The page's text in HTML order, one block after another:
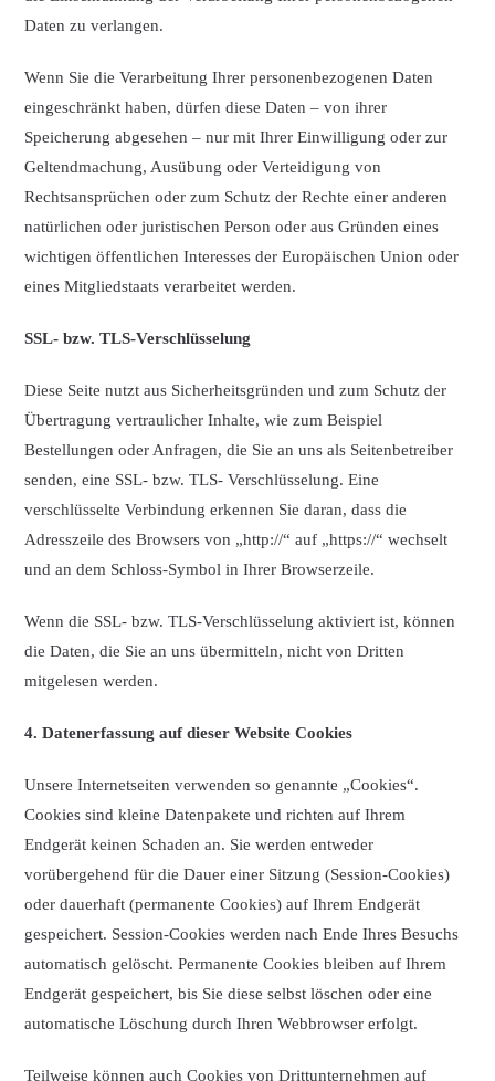
Daten zu verlangen.
Wenn Sie die Verarbeitung Ihrer personenbezogenen Daten
eingeschränkt haben, dürfen diese Daten – von ihrer
Speicherung abgesehen – nur mit Ihrer Einwilligung oder zur
Geltendmachung, Ausübung oder Verteidigung von
Rechtsansprüchen oder zum Schutz der Rechte einer anderen
natürlichen oder juristischen Person oder aus Gründen eines
wichtigen öffentlichen Interesses der Europäischen Union oder
eines Mitgliedstaats verarbeitet werden.
SSL- bzw. TLS-Verschlüsselung
Diese Seite nutzt aus Sicherheitsgründen und zum Schutz der
Übertragung vertraulicher Inhalte, wie zum Beispiel
Bestellungen oder Anfragen, die Sie an uns als Seitenbetreiber
senden, eine SSL- bzw. TLS- Verschlüsselung. Eine
verschlüsselte Verbindung erkennen Sie daran, dass die
Adresszeile des Browsers von „http://“ auf „https://“ wechselt
und an dem Schloss-Symbol in Ihrer Browserzeile.
Wenn die SSL- bzw. TLS-Verschlüsselung aktiviert ist, können
die Daten, die Sie an uns übermitteln, nicht von Dritten
mitgelesen werden.
4. Datenerfassung auf dieser WebsiteCookies
Unsere Internetseiten verwenden so genannte „Cookies“.
Cookies sind kleine Datenpakete und richten auf Ihrem
Endgerät keinen Schaden an. Sie werden entweder
vorübergehend für die Dauer einer Sitzung (Session-Cookies)
oder dauerhaft (permanente Cookies) auf Ihrem Endgerät
gespeichert. Session-Cookies werden nach Ende Ihres Besuchs
automatisch gelöscht. Permanente Cookies bleiben auf Ihrem
Endgerät gespeichert, bis Sie diese selbst löschen oder eine
automatische Löschung durch Ihren Webbrowser erfolgt.
Teilweise können auch Cookies von Drittunternehmen auf